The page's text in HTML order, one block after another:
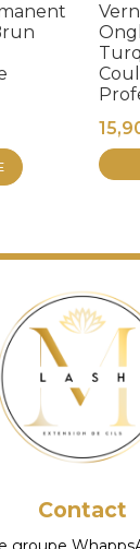
page
Contact